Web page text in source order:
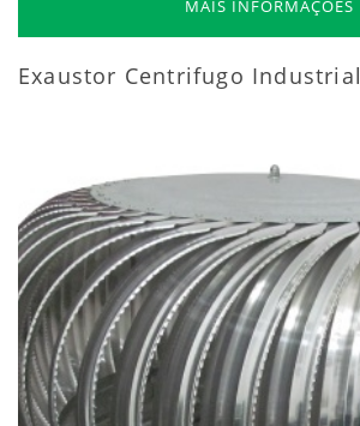
MAIS INFORMAÇÕES
Exaustor Centrifugo Industrial